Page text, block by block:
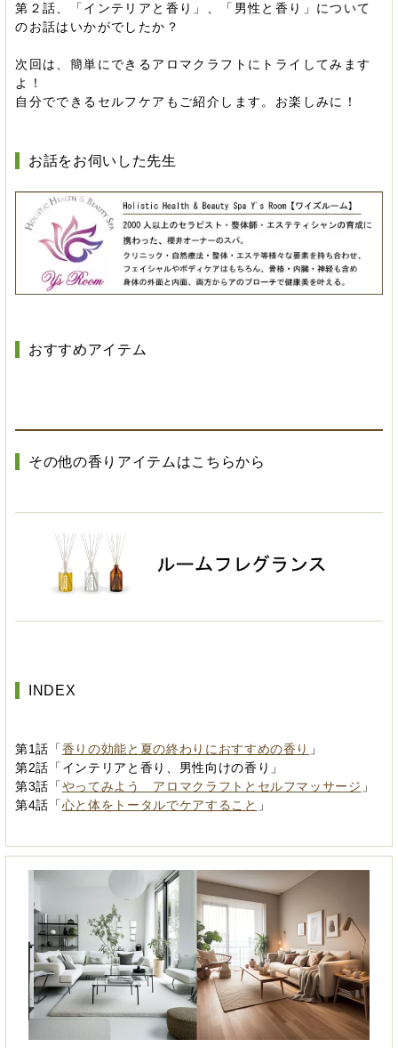
第２話、「インテリアと香り」、「男性と香り」について
のお話はいかがでしたか？
次回は、簡単にできるアロマクラフトにトライしてみます
よ！
自分でできるセルフケアもご紹介します。お楽しみに！
お話をお伺いした先生
おすすめアイテム
その他の香りアイテムはこちらから
INDEX
第1話「香りの効能と夏の終わりにおすすめの香り 」
第2話「インテリアと香り、男性向けの香り」
第3話「やってみよう アロマクラフトとセルフマッサージ 」
第4話「心と体をトータルでケアすること 」